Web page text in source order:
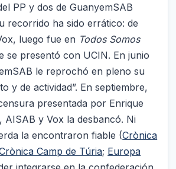
PP y dos de GuanyemSAB
recorrido ha sido errático: de
luego fue en Todos Somos
se presentó con UCIN. En junio
le reprochó en pleno su
y de actividad”. En septiembre,
presentada por Enrique
AISAB y Vox la desbancó. Ni
la encontraron fiable (Crònica
Camp de Túria; Europa